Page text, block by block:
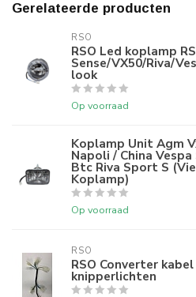
Gerelateerde producten
RSO
RSO Led koplamp
Sense/VX50/Riva/
look
Op voorraad
Koplamp Unit Agm
Napoli / China Vespa
Btc Riva Sport S
Koplamp)
Op voorraad
RSO
RSO Converter
knipperlichten